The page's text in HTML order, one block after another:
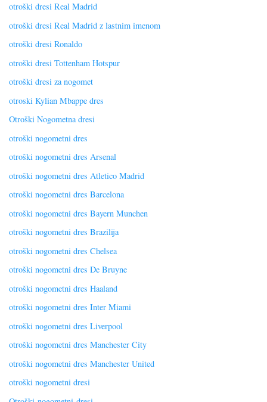
otroški dresi Real Madrid
otroški dresi Real Madrid z lastnim imenom
otroški dresi Ronaldo
otroški dresi Tottenham Hotspur
otroški dresi za nogomet
otroski Kylian Mbappe dres
Otroški Nogometna dresi
otroški nogometni dres
otroški nogometni dres Arsenal
otroški nogometni dres Atletico Madrid
otroški nogometni dres Barcelona
otroški nogometni dres Bayern Munchen
otroški nogometni dres Brazilija
otroški nogometni dres Chelsea
otroški nogometni dres De Bruyne
otroški nogometni dres Haaland
otroški nogometni dres Inter Miami
otroški nogometni dres Liverpool
otroški nogometni dres Manchester City
otroški nogometni dres Manchester United
otroški nogometni dresi